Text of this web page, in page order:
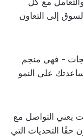
إلى التعاون
- فهي منجم
على النمو
يعني التواصل مع
حقًا التحديات التي